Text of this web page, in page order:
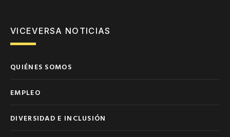
VICEVERSA NOTICIAS
QUIÉNES SOMOS
EMPLEO
DIVERSIDAD E INCLUSIÓN